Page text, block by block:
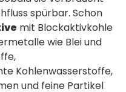
spürbar. Schon
mit Blockaktivkohle
wie Blei und
Kohlenwasserstoffe,
und feine Partikel